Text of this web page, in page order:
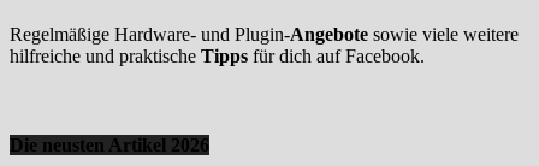
Regelmäßige Hardware- und Plugin-Angebote sowie viele weitere
hilfreiche und praktische Tipps für dich auf Facebook.
Die neusten Artikel 2026